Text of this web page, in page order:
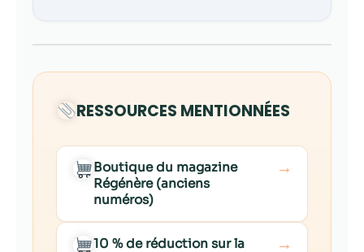
RESSOURCES MENTIONNÉES
Boutique du magazine
Régénère (anciens
numéros)
→
10 % de réduction sur la
→